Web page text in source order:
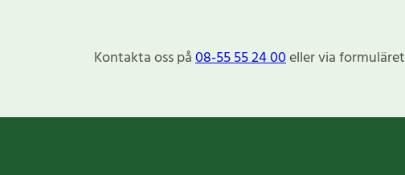
Kontakta oss på08-55 55 24 00eller via